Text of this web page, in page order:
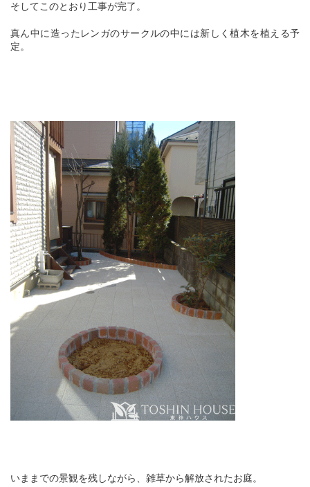
そしてこのとおり工事が完了。
真ん中に造ったレンガのサークルの中には新しく植木を植える予
定。
いままでの景観を残しながら、雑草から解放されたお庭。